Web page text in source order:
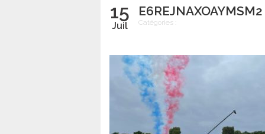
15
Juil Catégories :